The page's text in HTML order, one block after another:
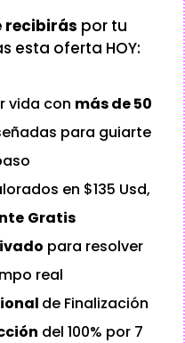
recibirás por tu
esta oferta HOY:
vida con más de 50
para guiarte
en $135 Usd,
Gratis
para resolver
real
de Finalización
del 100% por 7